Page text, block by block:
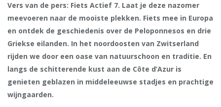
Vers van de pers: Fiets Actief 7. Laat je deze nazomer
meevoeren naar de mooiste plekken. Fiets mee in Europa
en ontdek de geschiedenis over de Peloponnesos en drie
Griekse eilanden. In het noordoosten van Zwitserland
rijden we door een oase van natuurschoon en traditie. En
langs de schitterende kust aan de Côte d’Azur is
genieten geblazen in middeleeuwse stadjes en prachtige
wijngaarden.